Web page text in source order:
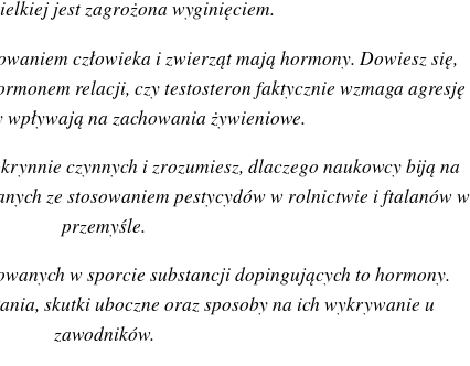
jest zagrożona wyginięciem.
człowieka i zwierząt mają hormony. Dowiesz się,
relacji, czy testosteron faktycznie wzmaga
na zachowania żywieniowe.
czynnych i zrozumiesz, dlaczego naukowcy biją na
ze stosowaniem pestycydów w rolnictwie i ftalanów w
przemyśle.
w sporcie substancji dopingujących to hormony.
skutki uboczne oraz sposoby na ich wykrywanie u
zawodników.